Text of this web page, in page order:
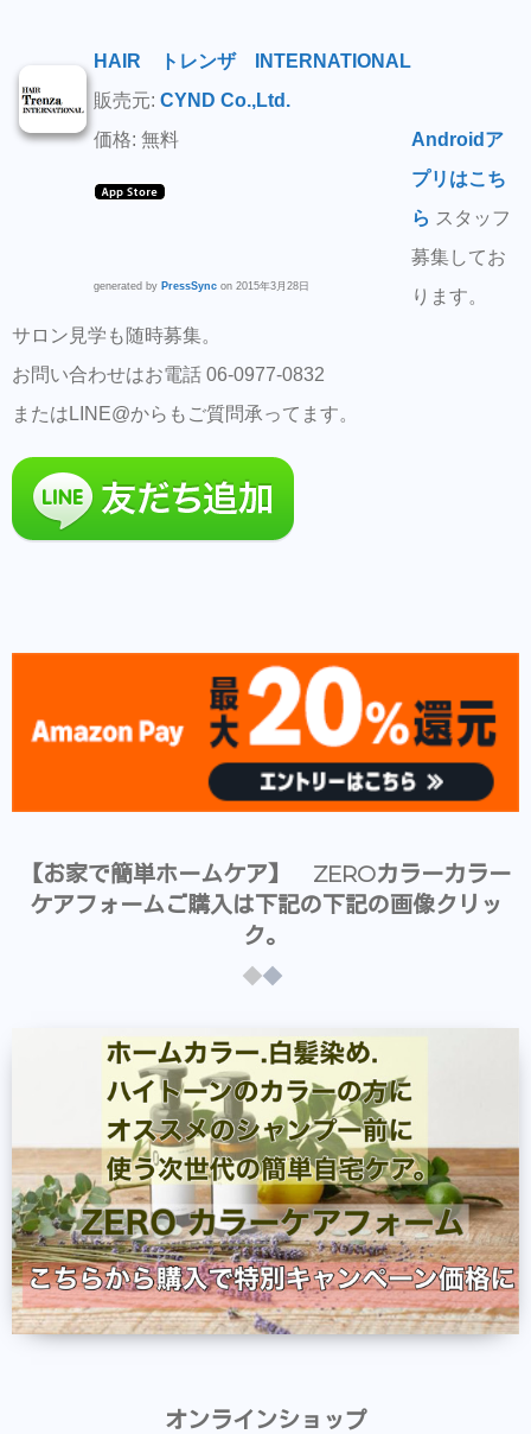
HAIR トレンザ INTERNATIONAL
販売元: CYND Co.,Ltd.
価格: 無料
generated by PressSync on 2015年3月28日
Androidア
プリはこち
ら スタッフ
募集してお
ります。
サロン見学も随時募集。
お問い合わせはお電話 06-0977-0832
またはLINE@からもご質問承ってます。
【お家で簡単ホームケア】 ZEROカラーカラー
ケアフォームご購入は下記の下記の画像クリッ
ク。
オンラインショップ